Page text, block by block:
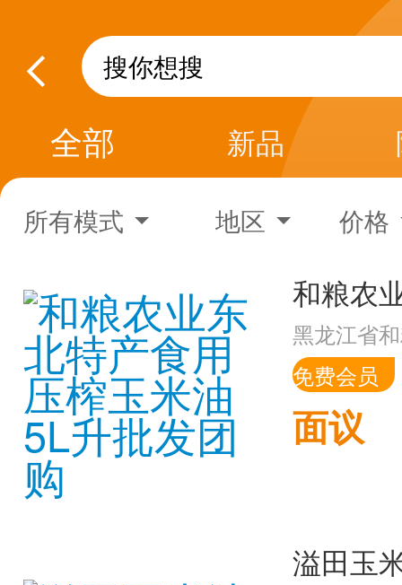
全部 新品
所有模式 地区 价格
黑龙江省
免费会员
面议